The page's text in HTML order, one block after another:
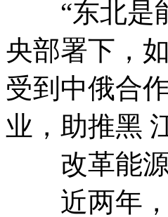
“东北是能
央部署下，
受到中俄合
业，助推黑
改革能源
近两年，